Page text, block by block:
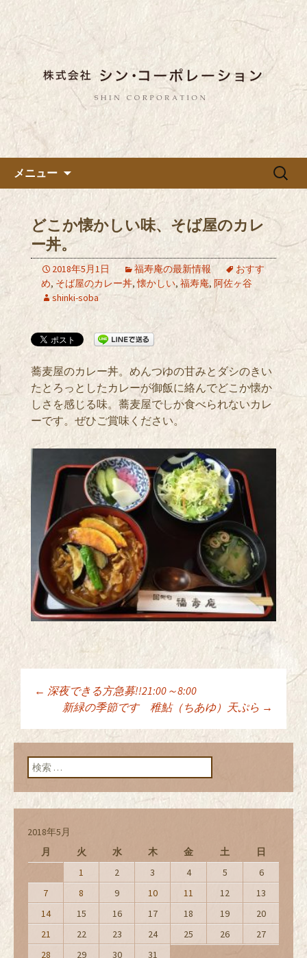
都内に5店舗展開している蕎麦
のお店「真希（しんき）」を運
営する「株式会社シン・コーポ
レーション」のブログ
東京都内に5店舗ある美味しい蕎麦のお
店「真希（しんき）」と運営の「株式
会社シン・コーポレーション」の新着
情報はこちら。店舗によって24時間営
業、宴会なども承っております。季節
のメニューも豊富にご用意。
メニュー
検
どこか懐かしい味、そば屋のカレ
ー丼。
2018年5月1日 福寿庵の最新情報
おすす
め, そば屋のカレー丼,懐かしい, 福寿庵, 阿佐ヶ谷
shinki-soba
蕎麦屋のカレー丼。めんつゆの甘みとダシのきい
たとろっとしたカレーが御飯に絡んでどこか懐か
しさを感じる味。蕎麦屋でしか食べられないカレ
ーです。ぜひご賞味ください。
投稿ナビゲーショ
ン
← 深夜できる方急募!!21:00～8:00
新緑の季節です 稚鮎（ちあゆ）天ぷら →
検索:
2018年5月
月
火 水 木 金 土 日
1 2 3 4 5
6
7
8 9 10 11 12
13
14
15 16 17 18 19
20
21
22 23 24 25 26
27
28
29 30 31